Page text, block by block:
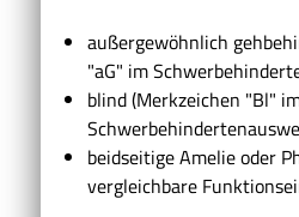
außergewöhnlich
"aG" im
blind (Merkzeichen "Bl"
beidseitige Amelie oder
vergleichbare